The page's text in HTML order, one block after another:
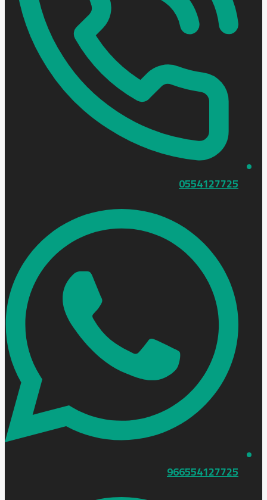
0554127725
966554127725